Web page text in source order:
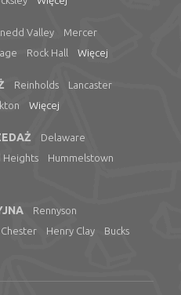
Valley
Mercer
Rock Hall Więcej
Reinholds
Lancaster
Więcej
Delaware
Heights
Hummelstown
Rennyson
Chester Henry Clay
Bucks